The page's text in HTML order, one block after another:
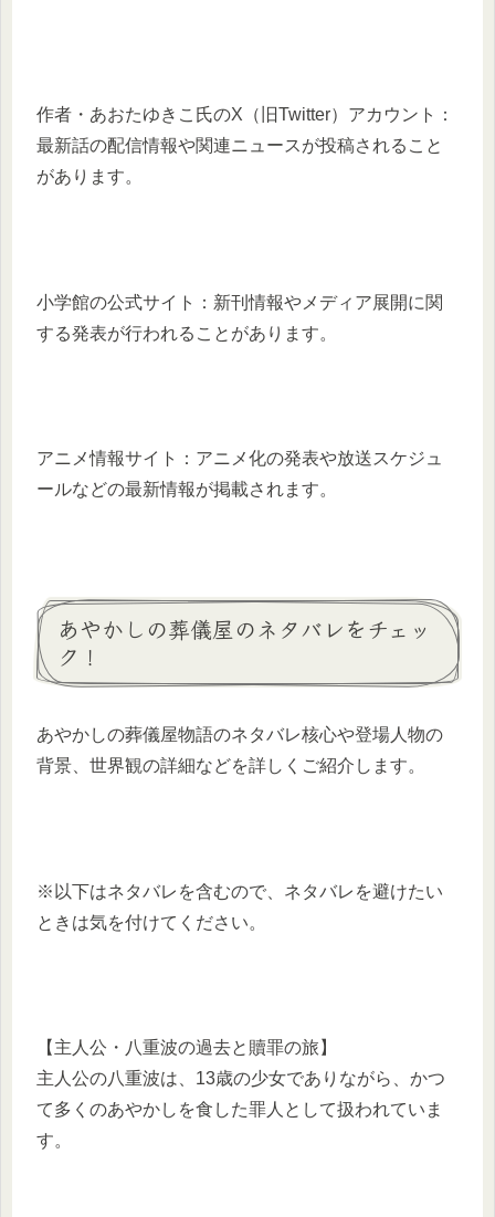
作者・あおたゆきこ氏のX（旧Twitter）アカウント：
最新話の配信情報や関連ニュースが投稿されること
があります。
小学館の公式サイト：新刊情報やメディア展開に関
する発表が行われることがあります。
アニメ情報サイト：アニメ化の発表や放送スケジュ
ールなどの最新情報が掲載されます。
あやかしの葬儀屋のネタバレをチェッ
ク！
あやかしの葬儀屋物語のネタバレ核心や登場人物の
背景、世界観の詳細などを詳しくご紹介します。
※以下はネタバレを含むので、ネタバレを避けたい
ときは気を付けてください。
【主人公・八重波の過去と贖罪の旅】
主人公の八重波は、13歳の少女でありながら、かつ
て多くのあやかしを食した罪人として扱われていま
す。